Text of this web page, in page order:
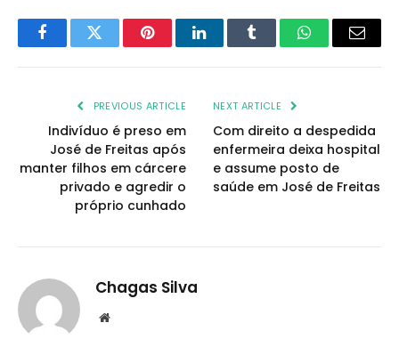
FacebookTwitter PinterestLinkedInTumblr WhatsAppEmail
PREVIOUS ARTICLE
Indivíduo é preso em
José de Freitas após
manter filhos em cárcere
privado e agredir o
próprio cunhado
NEXT ARTICLE
Com direito a despedida
enfermeira deixa hospital
e assume posto de
saúde em José de Freitas
Chagas Silva
Website